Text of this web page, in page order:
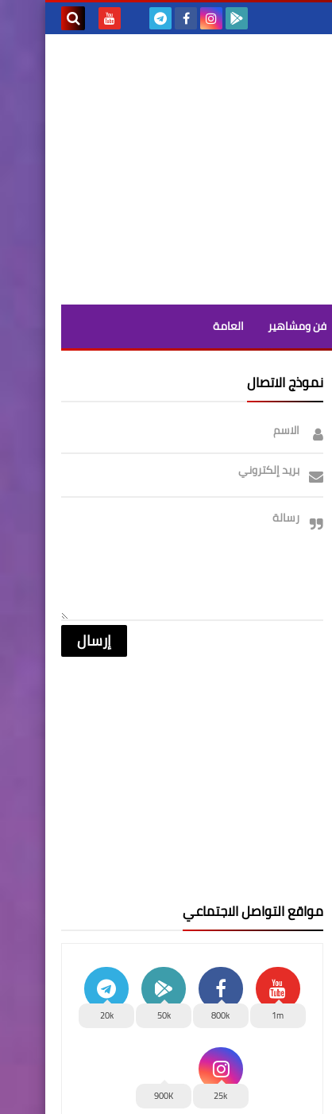
فن ومشاهير العامة
نموذج الاتصال
الاسم
بريد إلكتروني
رسالة
مواقع التواصل الاجتماعي
1m
800k
50k
20k
25k
900K